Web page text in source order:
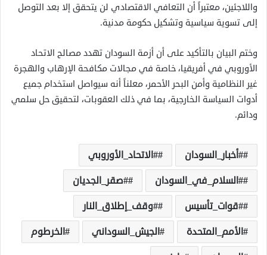
واللاجئين، معتبراً أن التعافي الاقتصادي لن يتحقق إلا بعد التوصل
إلى تسوية سياسية وتشكيل حكومة مدنية.
وختم البيان بالتأكيد على أن أزمة السودان تهدد مصالح الاتحاد
الأوروبي في أفريقيا، خاصة في مجالات مكافحة الإرهاب والهجرة
غير النظامية وأمن البحر الأحمر، معلناً أنه سيواصل استخدام جميع
أدوات السياسة الخارجية، بما في ذلك العقوبات، لتحقيق حل سلمي
ودائم.
#أخبار_السودان
#الاتحاد_الأوروبي
#السلام_في_السودان
#صقر_الجديان
#قوات_تأسيس
#وقف_إطلاق_النار
الأمم_المتحدة
الجيش_السوداني
الخرطوم